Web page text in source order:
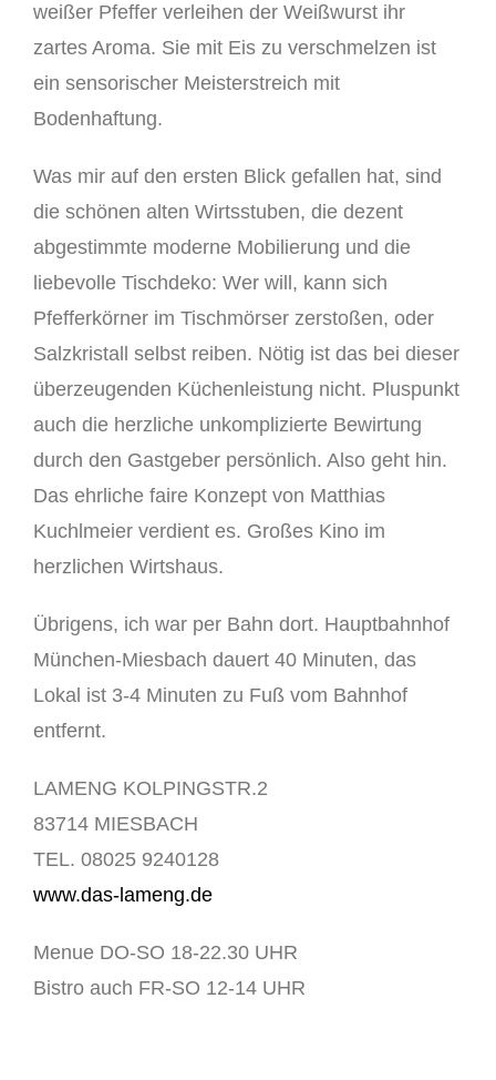
weißer Pfeffer verleihen der Weißwurst ihr
zartes Aroma. Sie mit Eis zu verschmelzen ist
ein sensorischer Meisterstreich mit
Bodenhaftung.
Was mir auf den ersten Blick gefallen hat, sind
die schönen alten Wirtsstuben, die dezent
abgestimmte moderne Mobilierung und die
liebevolle Tischdeko: Wer will, kann sich
Pfefferkörner im Tischmörser zerstoßen, oder
Salzkristall selbst reiben. Nötig ist das bei dieser
überzeugenden Küchenleistung nicht. Pluspunkt
auch die herzliche unkomplizierte Bewirtung
durch den Gastgeber persönlich. Also geht hin.
Das ehrliche faire Konzept von Matthias
Kuchlmeier verdient es. Großes Kino im
herzlichen Wirtshaus.
Übrigens, ich war per Bahn dort. Hauptbahnhof
München-Miesbach dauert 40 Minuten, das
Lokal ist 3-4 Minuten zu Fuß vom Bahnhof
entfernt.
LAMENG KOLPINGSTR.2
83714 MIESBACH
TEL. 08025 9240128
www.das-lameng.de
Menue DO-SO 18-22.30 UHR
Bistro auch FR-SO 12-14 UHR